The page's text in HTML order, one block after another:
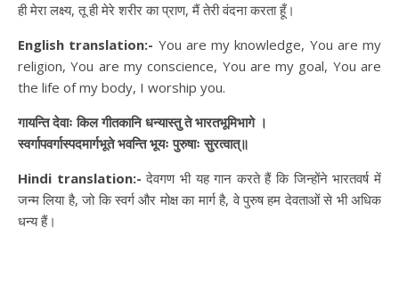
ही मेरा लक्ष्य, तू ही मेरे शरीर का प्राण, मैं तेरी वंदना करता हूँ।
English translation:- You are my knowledge, You are my
religion, You are my conscience, You are my goal, You are
the life of my body, I worship you.
गायन्ति देवाः किल गीतकानि धन्यास्तु ते भारतभूमिभागे ।
स्वर्गापवर्गास्पदमार्गभूते भवन्ति भूयः पुरुषाः सुरत्वात्॥
Hindi translation:- देवगण भी यह गान करते हैं कि जिन्होंने भारतवर्ष में
जन्म लिया है, जो कि स्वर्ग और मोक्ष का मार्ग है, वे पुरुष हम देवताओं से भी अधिक
धन्य हैं।